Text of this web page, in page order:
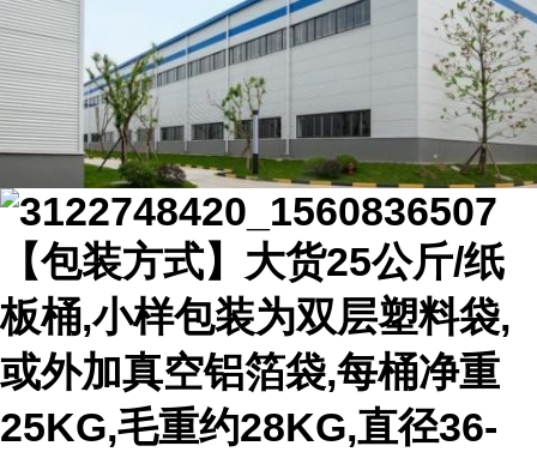
【包装方式】大货25公斤/纸
板桶,小样包装为双层塑料袋,
或外加真空铝箔袋,每桶净重
25KG,毛重约28KG,直径36-